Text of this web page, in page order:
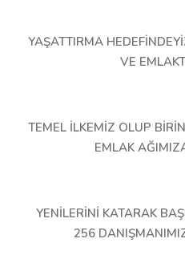
YAŞATTIRMA
VE
TEMEL İLKEMİZ OLUP
EMLAK
YENİLERİNİ KATARAK
256